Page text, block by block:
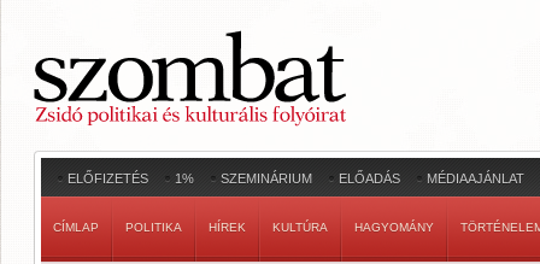
ELŐFIZETÉS 1% SZEMINÁRIUM ELŐADÁS MÉDIAAJÁNLAT
CÍMLAP POLITIKA HÍREK KULTÚRA HAGYOMÁNY